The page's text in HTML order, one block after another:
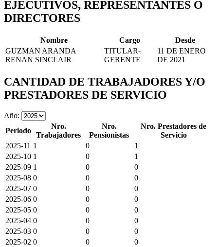
EJECUTIVOS, REPRESENTANTES O
DIRECTORES
Nombre Cargo
Desde
GUZMAN ARANDA
RENAN SINCLAIR
TITULAR-
GERENTE
11 DE ENERO
DE 2021
CANTIDAD DE TRABAJADORES Y/O
PRESTADORES DE SERVICIO
Año:
Periodo
Nro.
Trabajadores
Nro.
Pensionistas
Nro. Prestadores de
Servicio
2025-11 1 0
1
2025-10 1 0
1
2025-09 1 0
0
2025-08 0 0
0
2025-07 0 0
0
2025-06 0 0
0
2025-05 0 0
0
2025-04 0 0
0
2025-03 0 0
0
2025-02 0 0
0